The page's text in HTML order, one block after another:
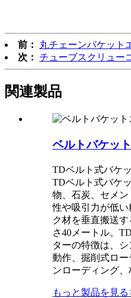
前：
丸チェーンバケット
次： チューブスクリュー
関連製品
ベルトバケッ
TDベルト式バケ
TDベルト式バケ
物、石炭、セメ
性や吸引力が低
ク材を垂直搬送
さ40メートル。
ターの特徴は、
動作、掘削式ロ
ンローディング、
もっと製品を見る